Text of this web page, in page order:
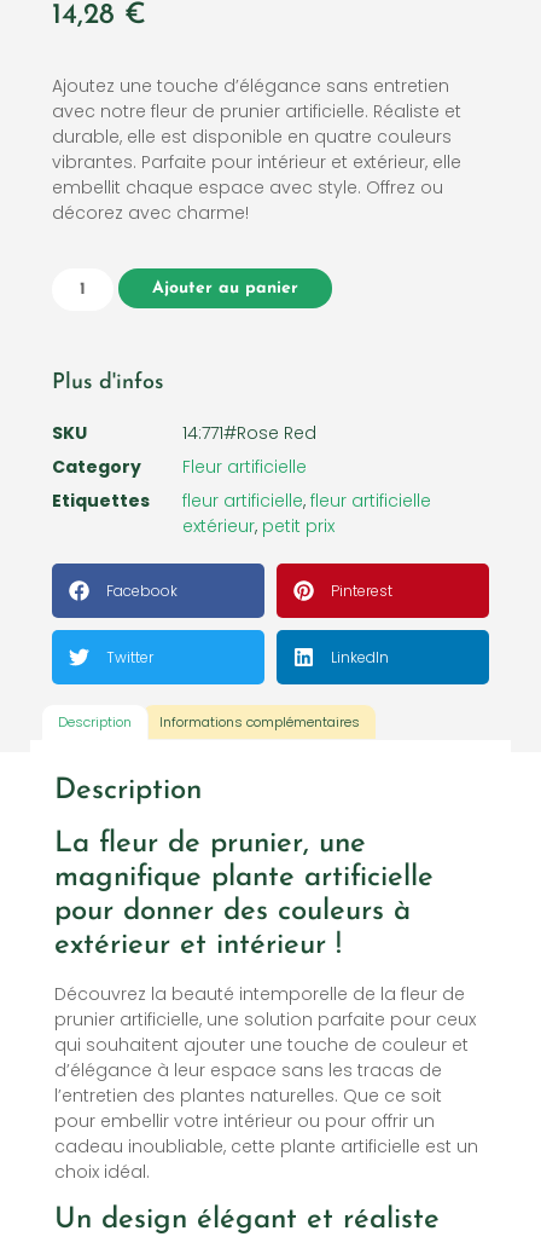
14,28 €
Ajoutez une touche d’élégance sans entretien
avec notre fleur de prunier artificielle. Réaliste et
durable, elle est disponible en quatre couleurs
vibrantes. Parfaite pour intérieur et extérieur, elle
embellit chaque espace avec style. Offrez ou
décorez avec charme!
Ajouter au panier
Plus d'infos
SKU
14:771#Rose Red
Category
Fleur artificielle
Etiquettes
fleur artificielle, fleur artificielle
extérieur, petit prix
Facebook Pinterest
Twitter LinkedIn
Description Informations complémentaires
Description
La fleur de prunier, une
magnifique plante artificielle
pour donner des couleurs à
extérieur et intérieur !
Découvrez la beauté intemporelle de la fleur de
prunier artificielle, une solution parfaite pour ceux
qui souhaitent ajouter une touche de couleur et
d’élégance à leur espace sans les tracas de
l’entretien des plantes naturelles. Que ce soit
pour embellir votre intérieur ou pour offrir un
cadeau inoubliable, cette plante artificielle est un
choix idéal.
Un design élégant et réaliste